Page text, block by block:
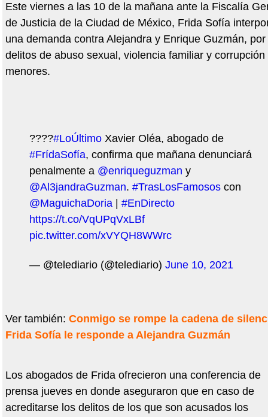
Este viernes a las 10 de la mañana ante la Fiscalía
de Justicia de la Ciudad de México, Frida Sofía
una demanda contra Alejandra y Enrique Guzmán, por
delitos de abuso sexual, violencia familiar y corrupción
menores.
????#LoÚltimoXavier Oléa, abogado de
#FrídaSofía, confirma que mañana denunciará
penalmente a @enriqueguzman y
@Al3jandraGuzman. #TrasLosFamososcon
@MaguichaDoria| #EnDirecto
https://t.co/VqUPqVxLBf
pic.twitter.com/xVYQH8WWrc
— @telediario (@telediario) June 10, 2021
Ver también: Conmigo se rompe la cadena de
Frida Sofía le responde a Alejandra Guzmán
Los abogados de Frida ofrecieron una conferencia de
prensa jueves en donde aseguraron que en caso de
acreditarse los delitos de los que son acusados los